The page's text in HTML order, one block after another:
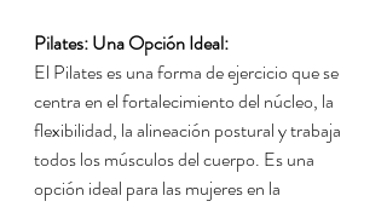
Pilates: Una Opción Ideal:
El Pilates es una forma de ejercicio que se
centra en el fortalecimiento del núcleo, la
flexibilidad, la alineación postural y trabaja
todos los músculos del cuerpo. Es una
opción ideal para las mujeres en la